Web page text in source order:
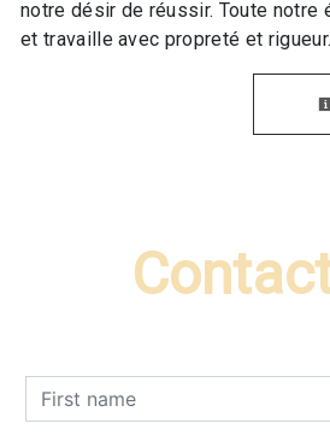
notre désir de réussir. Toute notre
et travaille avec propreté et rigueur.